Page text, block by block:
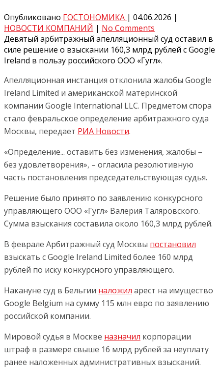
Опубликовано ГОСТОНОМИКА | 04.06.2026 |
НОВОСТИ КОМПАНИЙ | No Comments
Девятый арбитражный апелляционный суд оставил в
силе решение о взыскании 160,3 млрд рублей с Google
Ireland в пользу российского ООО «Гугл».
Апелляционная инстанция отклонила жалобы Google
Ireland Limited и американской материнской
компании Google International LLC. Предметом спора
стало февральское определение арбитражного суда
Москвы, передает РИА Новости.
«Определение... оставить без изменения, жалобы –
без удовлетворения», – огласила резолютивную
часть постановления председательствующая судья.
Решение было принято по заявлению конкурсного
управляющего ООО «Гугл» Валерия Таляровского.
Сумма взыскания составила около 160,3 млрд рублей.
В феврале Арбитражный суд Москвы постановил
взыскать с Google Ireland Limited более 160 млрд
рублей по иску конкурсного управляющего.
Накануне суд в Бельгии наложил арест на имущество
Google Belgium на сумму 115 млн евро по заявлению
российской компании.
Мировой судья в Москве назначил корпорации
штраф в размере свыше 16 млрд рублей за неуплату
ранее наложенных административных взысканий.